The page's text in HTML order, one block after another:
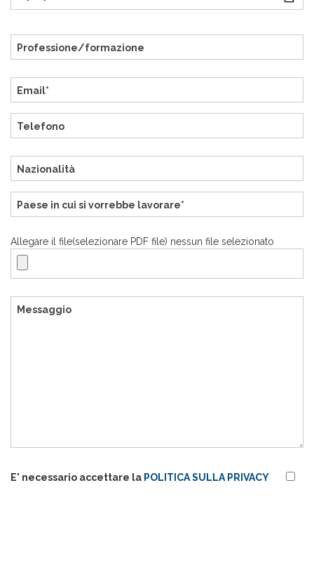
Allegare il file(selezionare PDF file) nessun file selezionato
E' necessario accettare la POLITICA SULLA PRIVACY